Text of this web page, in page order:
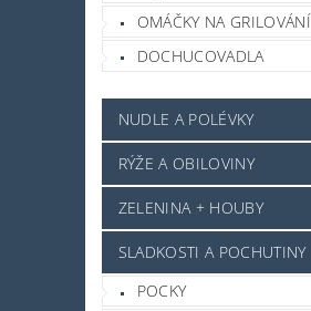
OMÁČKY NA GRILOVÁNÍ
DOCHUCOVADLA
NUDLE A POLÉVKY
RÝŽE A OBILOVINY
ZELENINA + HOUBY
SLADKOSTI A POCHUTINY
POCKY